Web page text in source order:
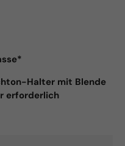
Halter mit Blende
erforderlich